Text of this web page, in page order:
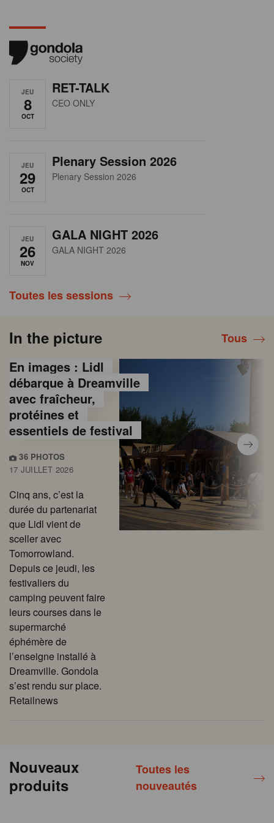
JEU
8
OCT
RET-TALK
CEO ONLY
JEU
29
OCT
Plenary Session 2026
Plenary Session 2026
JEU
26
NOV
GALA NIGHT 2026
GALA NIGHT 2026
Toutes les sessions
In the picture Tous
En images : Lidl
débarque à Dreamville
avec fraîcheur,
protéines et
essentiels de festival
36 PHOTOS
17 JUILLET 2026
Cinq ans, c’est la
durée du partenariat
que Lidl vient de
sceller avec
Tomorrowland.
Depuis ce jeudi, les
festivaliers du
camping peuvent faire
leurs courses dans le
supermarché
éphémère de
l’enseigne installé à
Dreamville. Gondola
s’est rendu sur place.
Retailnews
Nouveaux
produits
Toutes les
nouveautés